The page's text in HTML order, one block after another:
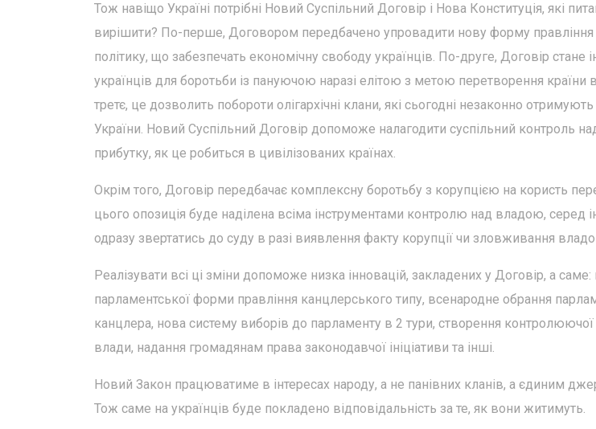
Тож навіщо Україні потрібні Новий Суспільний Договір і Нова Конституція, які
вирішити? По-перше, Договором передбачено упровадити нову форму правління
політику, що забезпечать економічну свободу українців. По-друге, Договір стане
українців для боротьби із пануючою наразі елітою з метою перетворення
третє, це дозволить побороти олігархічні клани, які сьогодні незаконно
України. Новий Суспільний Договір допоможе налагодити суспільний контроль
прибутку, як це робиться в цивілізованих країнах.
Окрім того, Договір передбачає комплексну боротьбу з корупцією на користь
цього опозиція буде наділена всіма інструментами контролю над владою, серед
одразу звертатись до суду в разі виявлення факту корупції чи зловживання
Реалізувати всі ці зміни допоможе низка інновацій, закладених у Договір, а
парламентської форми правління канцлерського типу, всенародне обрання
канцлера, нова систему виборів до парламенту в 2 тури, створення контролюючої
влади, надання громадянам права законодавчої ініціативи та інші.
Новий Закон працюватиме в інтересах народу, а не панівних кланів, а єдиним
Тож саме на українців буде покладено відповідальність за те, як вони житимуть.